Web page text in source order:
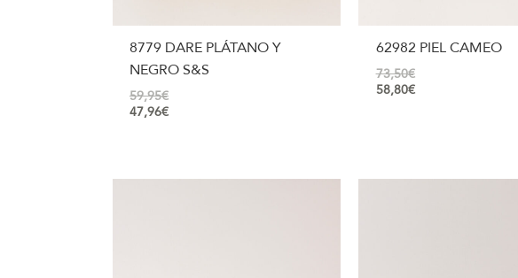
8779 DARE PLÁTANO Y
NEGRO S&S
59,95€
47,96€
62982 PIEL CAMEO
73,50€
58,80€